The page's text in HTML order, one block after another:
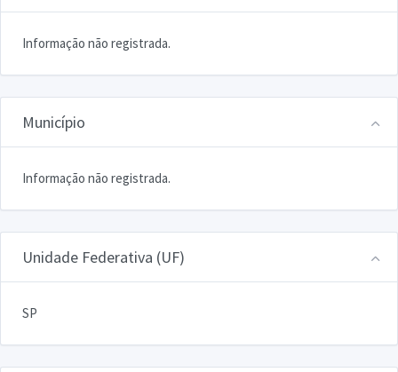
Informação não registrada.
Município
Informação não registrada.
Unidade Federativa (UF)
SP